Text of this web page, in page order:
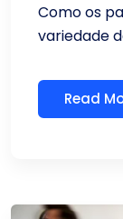
Como os
variedade
Read